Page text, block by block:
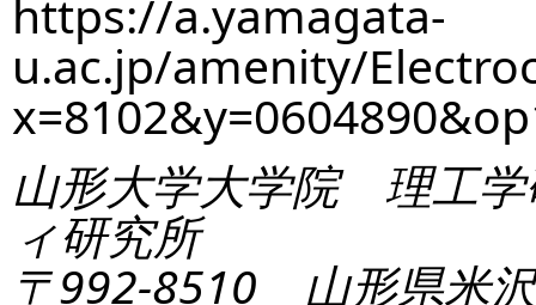
https://a.yamagata-
u.ac.jp/amenity/
山形大学大学院 理工学
ィ研究所
〒992-8510 山形県米